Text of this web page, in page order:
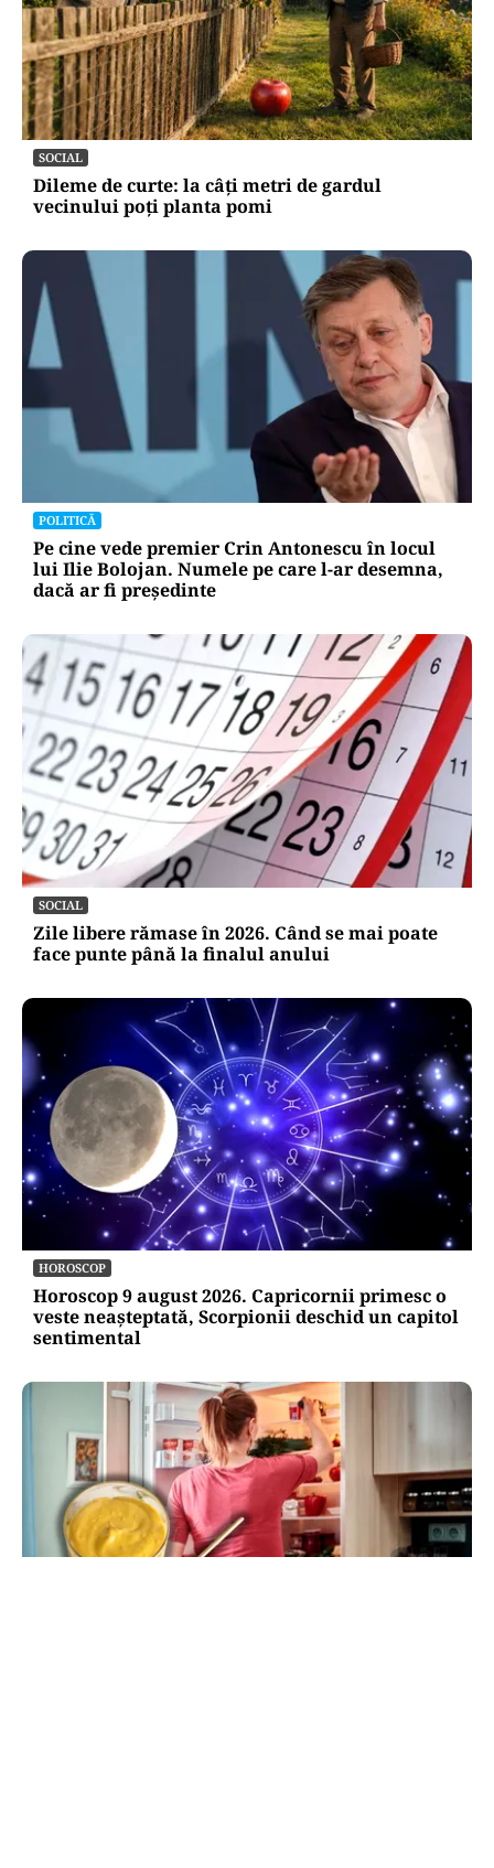
SOCIAL
Dileme de curte: la câți metri de gardul
vecinului poți planta pomi
POLITICĂ
Pe cine vede premier Crin Antonescu în locul
lui Ilie Bolojan. Numele pe care l-ar desemna,
dacă ar fi președinte
SOCIAL
Zile libere rămase în 2026. Când se mai poate
face punte până la finalul anului
HOROSCOP
Horoscop 9 august 2026. Capricornii primesc o
veste neașteptată, Scorpionii deschid un capitol
sentimental